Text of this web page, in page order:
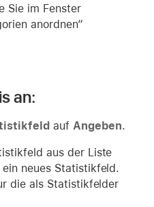
Sie im Fenster
anordnen“
an:
auf Angeben.
aus der Liste
neues Statistikfeld.
die als Statistikfelder